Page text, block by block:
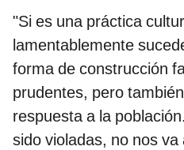
"Si es una práctica
lamentablemente
forma de construcción
prudentes, pero
respuesta a la
sido violadas, no nos